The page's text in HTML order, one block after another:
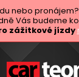
nebo
Vás budeme
zážitkové jízdy